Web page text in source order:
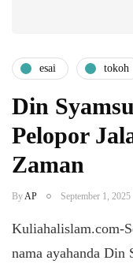
esai tokoh
Din
Pelopor
Zaman
By AP September 1, 2025
Kuliahalislam.com-
nama ayahanda Din